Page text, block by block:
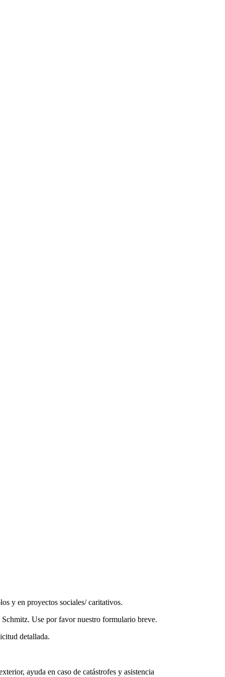
y en proyectos sociales/ caritativos.
Use por favor nuestro formulario breve.
detallada.
ayuda en caso de catástrofes y asistencia